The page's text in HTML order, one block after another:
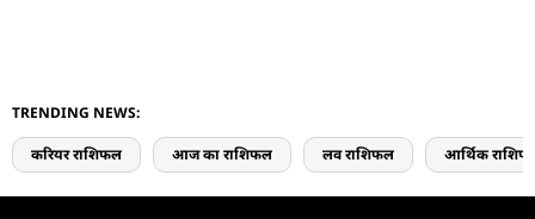
TRENDING NEWS:
करियर राशिफल आज का राशिफल लव राशिफल आर्थिक